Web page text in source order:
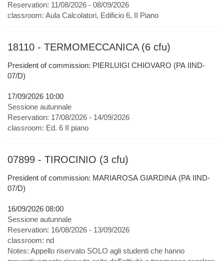
Reservation: 11/08/2026 - 08/09/2026
classroom: Aula Calcolatori, Edificio 6, II Piano
18110 - TERMOMECCANICA (6 cfu)
President of commission: PIERLUIGI CHIOVARO (PA IIND-
07/D)
17/09/2026 10:00
Sessione autunnale
Reservation: 17/08/2026 - 14/09/2026
classroom: Ed. 6 II piano
07899 - TIROCINIO (3 cfu)
President of commission: MARIAROSA GIARDINA (PA IIND-
07/D)
16/09/2026 08:00
Sessione autunnale
Reservation: 16/08/2026 - 13/09/2026
classroom: nd
Notes: Appello riservato SOLO agli studenti che hanno